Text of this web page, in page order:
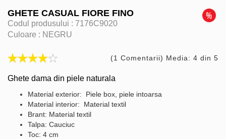
GHETE CASUAL FIORE FINO
Codul produsului : 7176C9020
Culoare : NEGRU
(1 Comentarii) Media: 4 din 5
Ghete dama din piele naturala
Material exterior: Piele box, piele intoarsa
Material interior: Material textil
Brant: Material textil
Talpa: Cauciuc
Toc: 4 cm